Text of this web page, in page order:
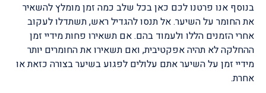
בנוסף אנו פרטנו לכם כאן בכל שלב כמה זמן מומלץ להשאיר
את החומר על השיער. אל תנסו להגדיל ראש, תשתדלו לעקוב
אחרי הזמנים הללו ולעמוד בהם. אם תשאירו פחות מידיי זמן
ההחלקה לא תהיה אפקטיבית, ואם תשאירו את החומרים יותר
מידיי זמן על השיער אתם עלולים לפגוע בשיער בצורה כזאת או
אחרת.